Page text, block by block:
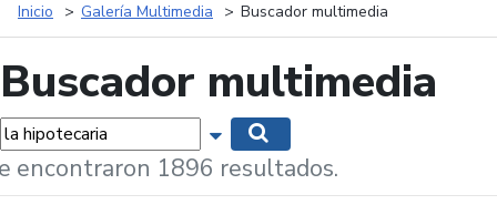
Inicio Galería Multimedia Buscador multimedia
Buscador multimedia
Mostrar opciones de búsqueda
encontraron 1896 resultados.